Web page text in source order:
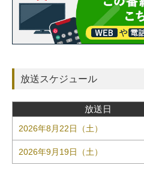
放送スケジュール
放送日
2026年8月22日（土）
2026年9月19日（土）